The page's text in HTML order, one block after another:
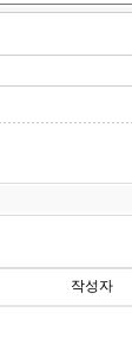
작성자